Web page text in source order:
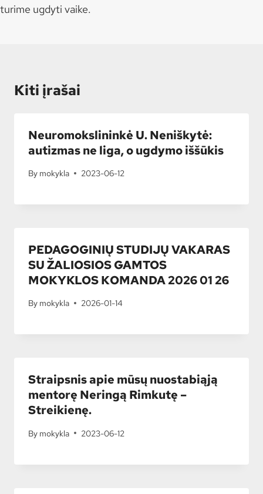
turime ugdyti vaike.
Kiti įrašai
Neuromokslininkė U. Neniškytė:
autizmas ne liga, o ugdymo iššūkis
By mokykla 2023-06-12
PEDAGOGINIŲ STUDIJŲ VAKARAS
SU ŽALIOSIOS GAMTOS
MOKYKLOS KOMANDA 2026 01 26
By mokykla 2026-01-14
Straipsnis apie mūsų nuostabiąją
mentorę Neringą Rimkutę –
Streikienę.
By mokykla 2023-06-12